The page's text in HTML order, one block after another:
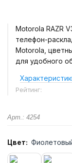
Motorola RAZR
телефон-
Motorola,
для удобного
Рейтинг:
Арт.: 4254
Цвет: